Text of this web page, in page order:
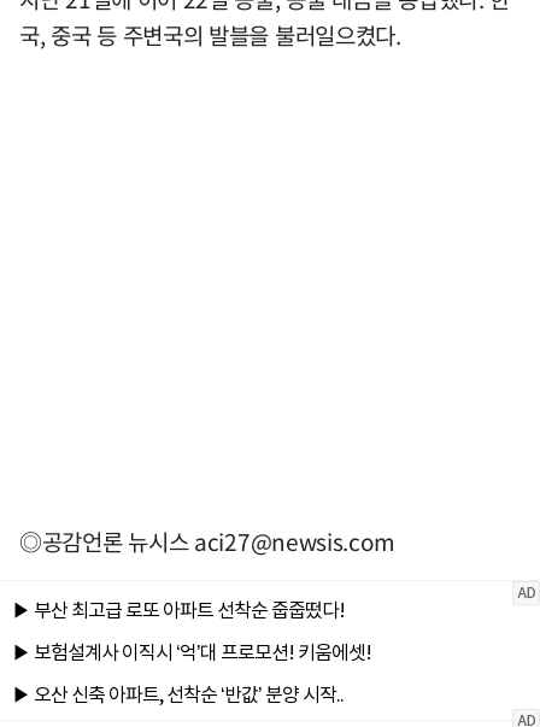
국, 중국 등 주변국의 발블을 불러일으켰다.
◎공감언론 뉴시스aci27@newsis.com